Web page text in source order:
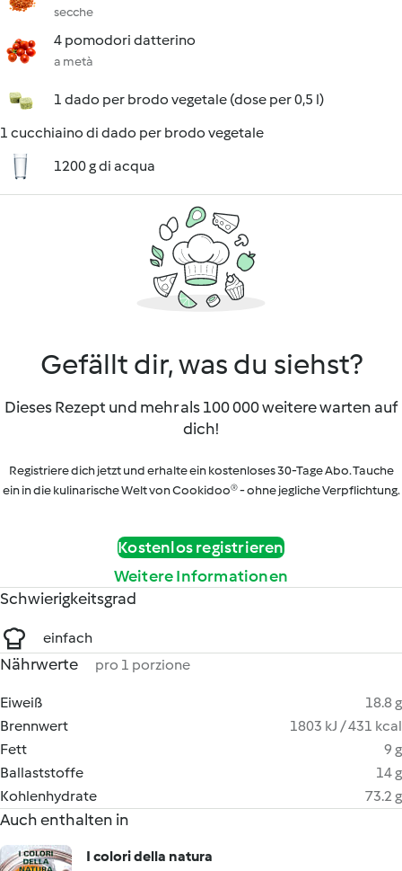
secche
4 pomodori datterino
a metà
1 dado per brodo vegetale (dose per 0,5 l)
1 cucchiaino di dado per brodo vegetale
1200 g di acqua
Gefällt dir, was du siehst?
Dieses Rezept und mehr als 100 000 weitere warten auf
dich!
Registriere dich jetzt und erhalte ein kostenloses 30-Tage Abo. Tauche
ein in die kulinarische Welt von Cookidoo® - ohne jegliche Verpflichtung.
Kostenlos registrieren
Weitere Informationen
Schwierigkeitsgrad
einfach
Nährwerte pro 1 porzione
Eiweiß
18.8 g
Brennwert
1803 kJ / 431 kcal
Fett
9 g
Ballaststoffe
14 g
Kohlenhydrate
73.2 g
Auch enthalten in
I colori della natura